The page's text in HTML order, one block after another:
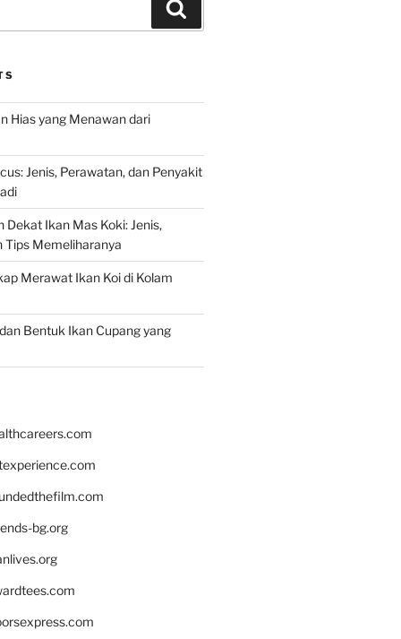
Hias yang Menawan dari
Jenis, Perawatan, dan Penyakit
Dekat Ikan Mas Koki: Jenis,
Tips Memeliharanya
Merawat Ikan Koi di Kolam
Bentuk Ikan Cupang yang
bg.org